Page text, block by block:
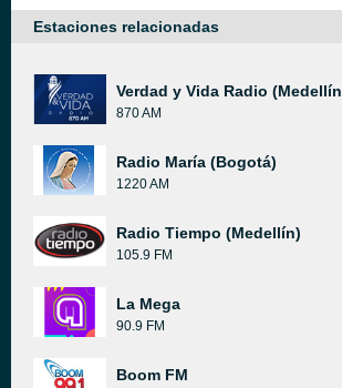
Estaciones relacionadas
Verdad y Vida Radio
870 AM
Radio María (Bogotá)
1220 AM
Radio Tiempo (Medellín)
105.9 FM
La Mega
90.9 FM
Boom FM